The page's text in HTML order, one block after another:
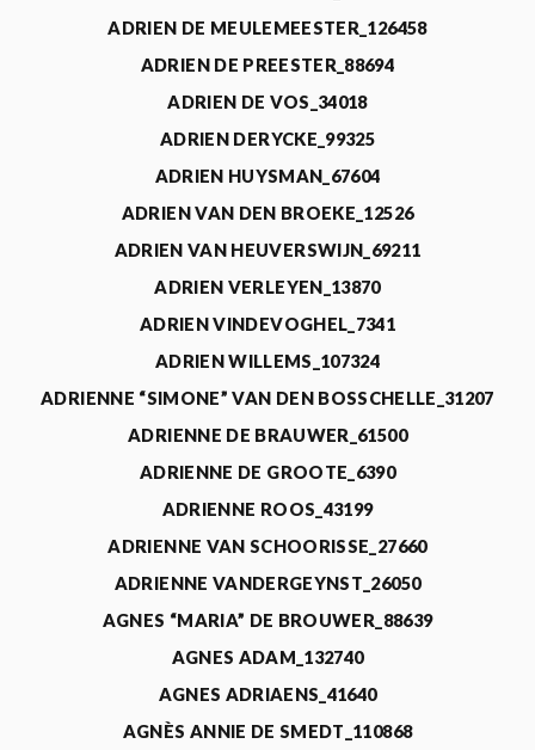
ADRIEN DE MEULEMEESTER_126458
ADRIEN DE PREESTER_88694
ADRIEN DE VOS_34018
ADRIEN DERYCKE_99325
ADRIEN HUYSMAN_67604
ADRIEN VAN DEN BROEKE_12526
ADRIEN VAN HEUVERSWIJN_69211
ADRIEN VERLEYEN_13870
ADRIEN VINDEVOGHEL_7341
ADRIEN WILLEMS_107324
ADRIENNE “SIMONE” VAN DEN BOSSCHELLE_31207
ADRIENNE DE BRAUWER_61500
ADRIENNE DE GROOTE_6390
ADRIENNE ROOS_43199
ADRIENNE VAN SCHOORISSE_27660
ADRIENNE VANDERGEYNST_26050
AGNES “MARIA” DE BROUWER_88639
AGNES ADAM_132740
AGNES ADRIAENS_41640
AGNÈS ANNIE DE SMEDT_110868